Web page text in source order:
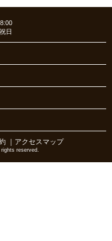
日
｜アクセスマップ
reserved.